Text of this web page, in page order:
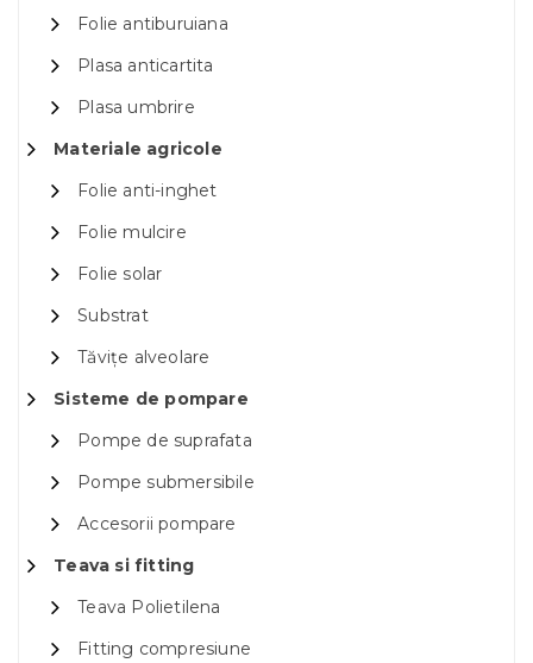
Folie antiburuiana
Plasa anticartita
Plasa umbrire
Materiale agricole
Folie anti-inghet
Folie mulcire
Folie solar
Substrat
Tăvițe alveolare
Sisteme de pompare
Pompe de suprafata
Pompe submersibile
Accesorii pompare
Teava si fitting
Teava Polietilena
Fitting compresiune